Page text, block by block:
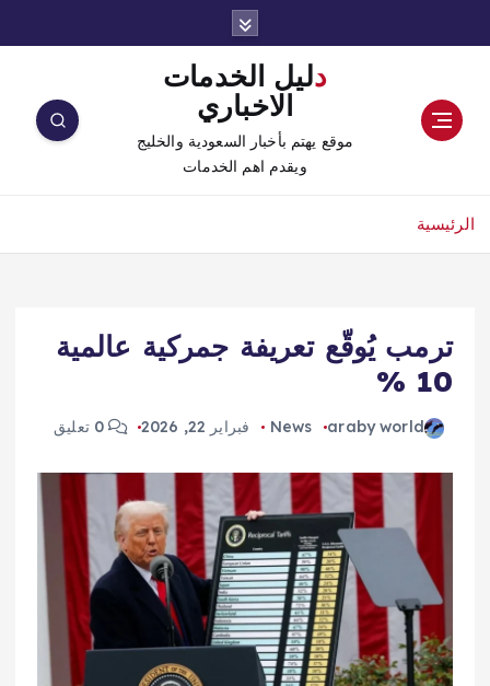
دليل الخدمات
الاخباري
موقع يهتم بأخبار السعودية والخليج
ويقدم اهم الخدمات
الرئيسية
ترمب يُوقّع تعريفة جمركية عالمية
10 %
araby world
News فبراير 22, 2026 0 تعليق